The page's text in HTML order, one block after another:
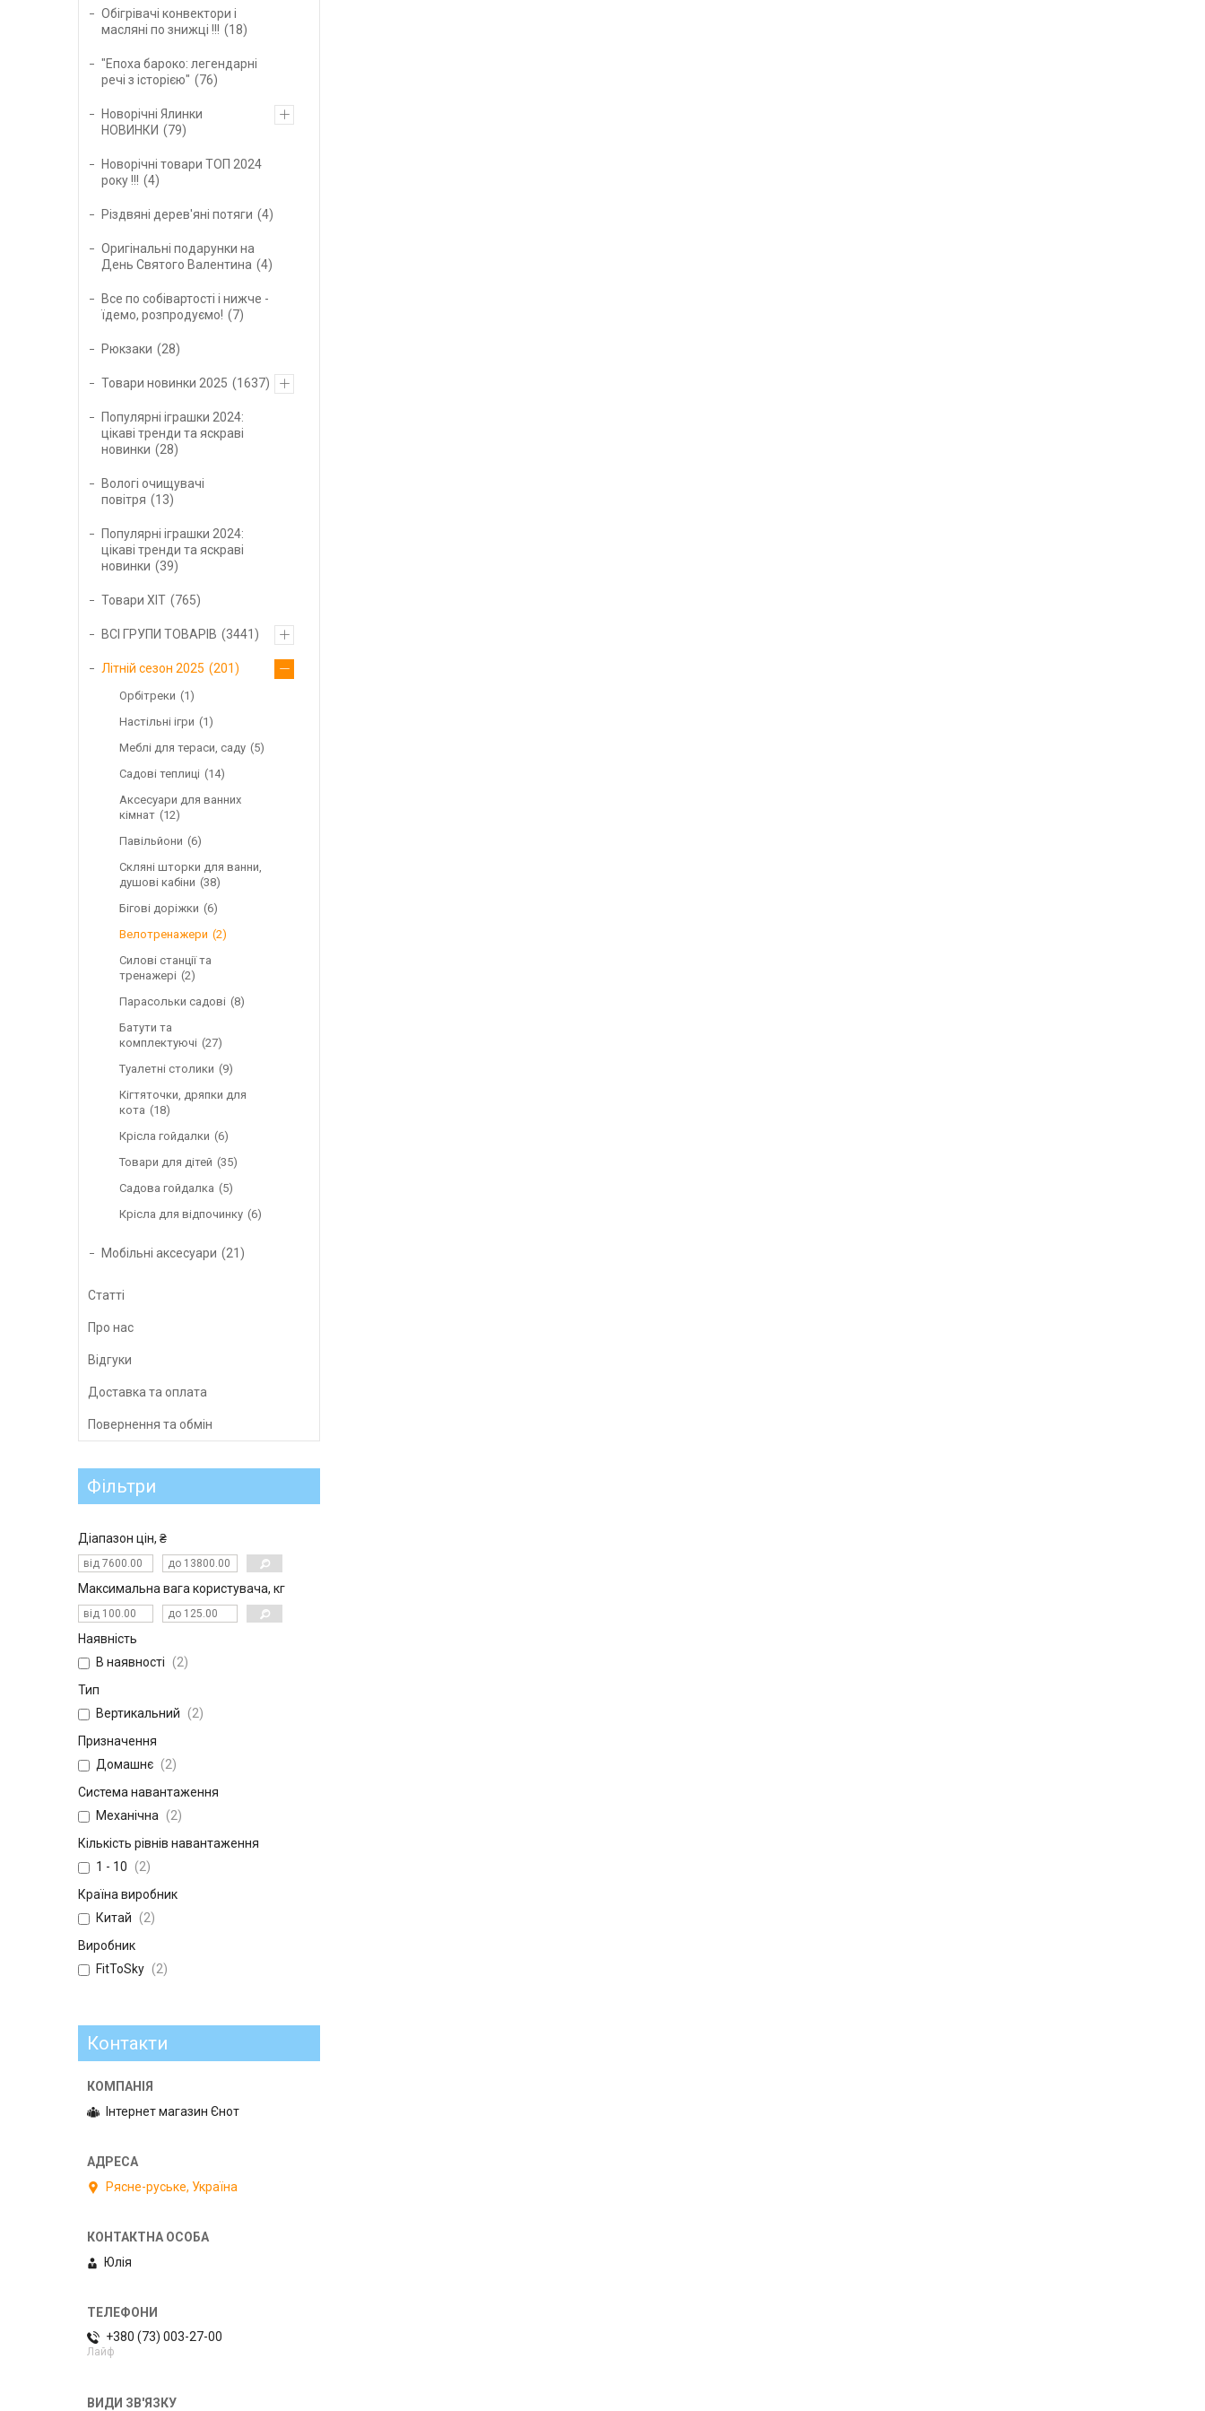
Обігрівачі конвектори і
масляні по знижці !!!
18
"Епоха бароко: легендарні
речі з історією"
76
Новорічні Ялинки
НОВИНКИ
79
Новорічні товари ТОП 2024
року !!!
4
Різдвяні дерев'яні потяги 4
Оригінальні подарунки на
День Святого Валентина
4
Все по собівартості і нижче -
їдемо, розпродуємо!
7
Рюкзаки 28
Товари новинки 2025 1637
Популярні іграшки 2024:
цікаві тренди та яскраві
новинки
28
Вологі очищувачі
повітря
13
Популярні іграшки 2024:
цікаві тренди та яскраві
новинки
39
Товари ХІТ 765
ВСІ ГРУПИ ТОВАРІВ 3441
Літній сезон 2025 201
Орбітреки
1
Настільні ігри
1
Меблі для тераси, саду
5
Садові теплиці
14
Аксесуари для ванних
кімнат
12
Павільйони
6
Скляні шторки для ванни,
душові кабіни
38
Бігові доріжки
6
Велотренажери
2
Силові станції та
тренажері
2
Парасольки садові
8
Батути та
комплектуючі
27
Туалетні столики
9
Кігтяточки, дряпки для
кота
18
Крісла гойдалки
6
Товари для дітей
35
Садова гойдалка
5
Крісла для відпочинку 6
Мобільні аксесуари 21
Статті
Про нас
Відгуки
Доставка та оплата
Повернення та обмін
Фільтри
Діапазон цін, ₴
Максимальна вага користувача, кг
Наявність
В наявності
2
Тип
Вертикальний
2
Призначення
Домашнє
2
Система навантаження
Механічна
2
Кількість рівнів навантаження
1 - 10
2
Країна виробник
Китай
2
Виробник
FitToSky
2
Контакти
Інтернет магазин Єнот
Рясне-руське, Україна
Юлія
+380 (73) 003-27-00
Лайф